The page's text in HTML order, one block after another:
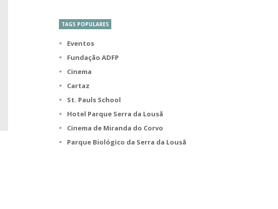
TAGS POPULARES
Eventos
Fundação ADFP
Cinema
Cartaz
St. Pauls School
Hotel Parque Serra da Lousã
Cinema de Miranda do Corvo
Parque Biológico da Serra da Lousã